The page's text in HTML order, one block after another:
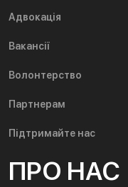
Адвокація
Вакансії
Волонтерство
Партнерам
Підтримайте нас
ПРО НАС